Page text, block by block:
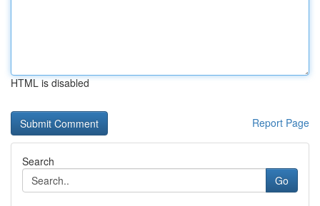
HTML is disabled
Report Page
Search
Go